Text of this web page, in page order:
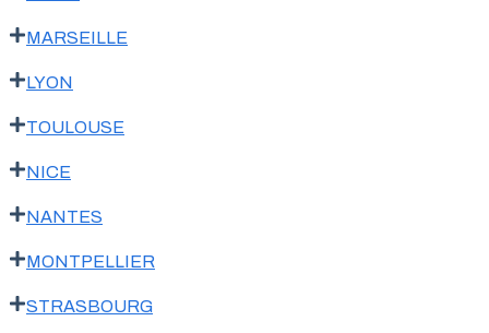
MARSEILLE
LYON
TOULOUSE
NICE
NANTES
MONTPELLIER
STRASBOURG